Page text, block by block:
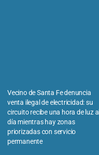
Vecino de Santa Fe denuncia
venta ilegal de electricidad: su
circuito recibe una hora de luz al
día mientras hay zonas
priorizadas con servicio
permanente